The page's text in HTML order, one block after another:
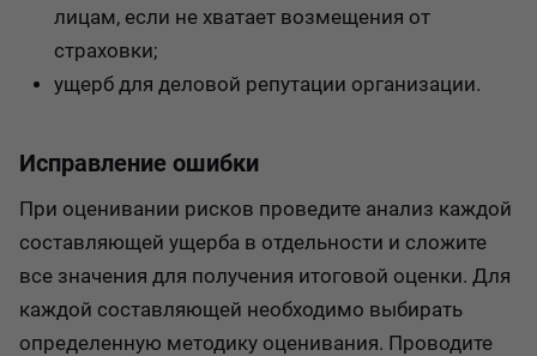
лицам, если не хватает возмещения от
страховки;
ущерб для деловой репутации организации.
Исправление ошибки
При оценивании рисков проведите анализ каждой
составляющей ущерба в отдельности и сложите
все значения для получения итоговой оценки. Для
каждой составляющей необходимо выбирать
определенную методику оценивания. Проводите